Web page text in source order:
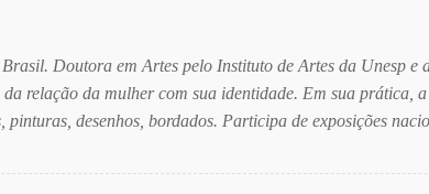
Doutora em Artes pelo Instituto de Artes da Unesp
relação da mulher com sua identidade. Em sua prática,
desenhos, bordados. Participa de exposições